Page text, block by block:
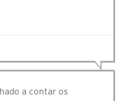
a contar os